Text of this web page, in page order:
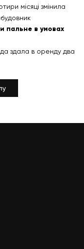
місяці змінила
пальне в умовах
здала в оренду два